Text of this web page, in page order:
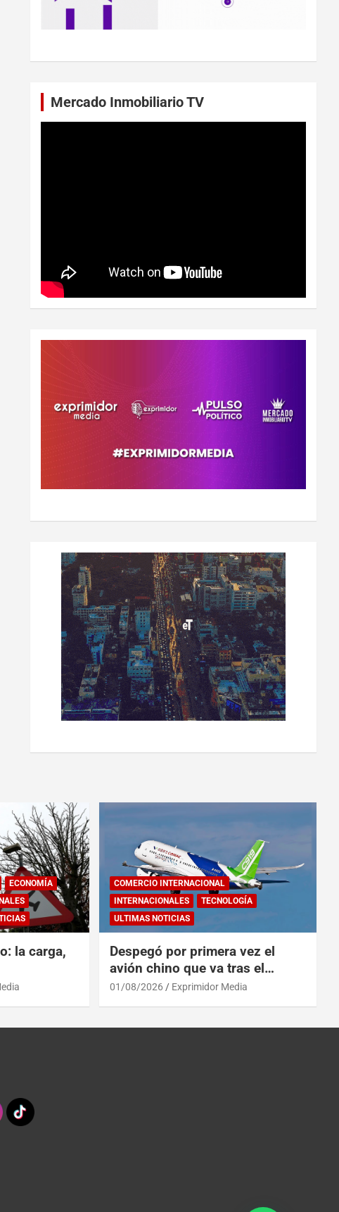
Mercado Inmobiliario TV
ECONOMÍA
la carga,
COMERCIO INTERNACIONAL
INTERNACIONALES
TECNOLOGÍA
ULTIMAS NOTICIAS
Despegó por primera vez el
avión chino que va tras el
reinado del A319 en el Tíbet
01/08/2026 Exprimidor Media